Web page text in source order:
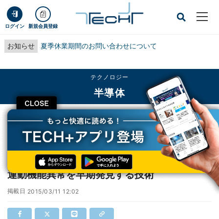
ログイン 新規会員登録
お知らせ 夏季休業期間のお問い合わせについて
CLOSE
テクノロジー
半導体
TECH+ テクノロジー
半導体
富士通、スマートハウスのセンサーで患者の運動機能異常を早期発見する技術
富士通、スマートハウスのセンサーで患者の
運動機能異常を早期発見する技術
掲載日 2015/03/11 12:02